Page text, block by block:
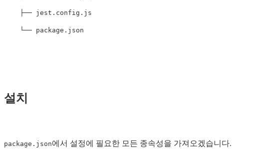
    ├── jest.config.js
설치
package.json에서 설정에 필요한 모든 종속성을 가져오겠습니다.